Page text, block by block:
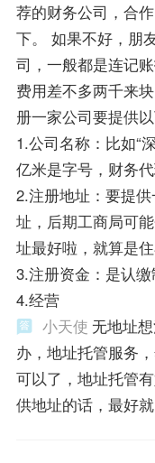
荐的财务公司，合
下。 如果不好，朋
司，一般都是连记
费用差不多两千来
册一家公司要提供以
1.公司名称：比如“
亿米是字号，财务代
2.注册地址：要提
址，后期工商局可
址最好啦，就算是
3.注册资金：是认缴
4.经营
小天使 无地址
办，地址托管服务
可以了，地址托管
供地址的话，最好